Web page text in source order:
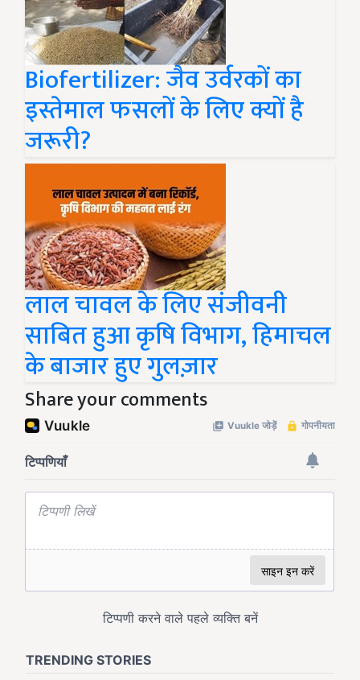
Biofertilizer: जैव उर्वरकों का
इस्तेमाल फसलों के लिए क्यों है
जरूरी?
लाल चावल के लिए संजीवनी
साबित हुआ कृषि विभाग, हिमाचल
के बाजार हुए गुलज़ार
Share your comments